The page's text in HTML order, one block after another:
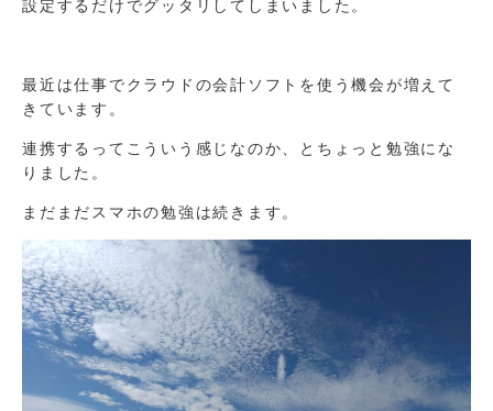
設定するだけでグッタリしてしまいました。
最近は仕事でクラウドの会計ソフトを使う機会が増えて
きています。
連携するってこういう感じなのか、とちょっと勉強にな
りました。
まだまだスマホの勉強は続きます。